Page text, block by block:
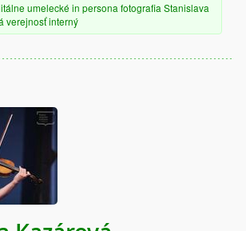
umelecké in persona fotografia Stanislava
verejnosťinterný